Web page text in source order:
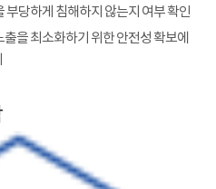
당하게 침해하지 않는지 여부 확인
을 최소화하기 위한 안전성 확보에